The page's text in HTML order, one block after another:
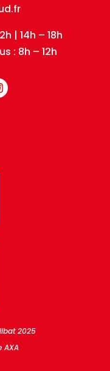
| 14h – 18h
: 8h – 12h
2025
AXA